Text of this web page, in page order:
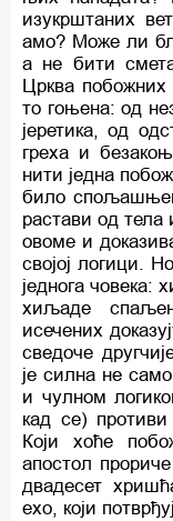
изукрштаних
амо? Може ли
а не бити
Црква
то гоњена: од
јеретика, од
греха и
нити једна
било
растави од
овоме и
својој логици.
једнога човека:
хиљаде
исечених
сведоче
је силна не
и чулном
кад се)
Који хоће
апостол
двадесет
ехо, који